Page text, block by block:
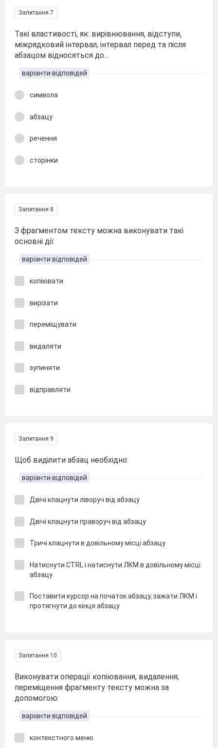
Запитання 7
Такі властивості, як: вирівнювання, відступи,
міжрядковий інтервал, інтервал перед та після
абзацом відносяться до...
варіанти відповідей
символа
абзацу
речення
сторінки
Запитання 8
З фрагментом тексту можна виконувати такі
основні дії:
варіанти відповідей
копіювати
вирізати
переміщувати
видаляти
зупиняти
відправляти
Запитання 9
Щоб виділити абзац необхідно:
варіанти відповідей
Двічі клацнути ліворуч від абзацу
Двічі клацнути праворуч від абзацу
Тричі клацнути в довільному місці абзацу
Натиснути CTRL і натиснути ЛКМ в довільному місці
абзацу
Поставити курсор на початок абзацу, зажати ЛКМ і
протягнути до кінця абзацу
Запитання 10
Виконувати операції копіювання, видалення,
переміщення фрагменту тексту можна за
допомогою:
варіанти відповідей
контекстного меню